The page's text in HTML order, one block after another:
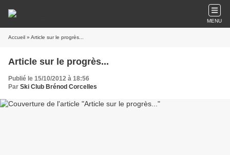
MENU
Accueil » Article sur le progrès...
Article sur le progrès...
Publié le 15/10/2012 à 18:56
Par Ski Club Brénod Corcelles